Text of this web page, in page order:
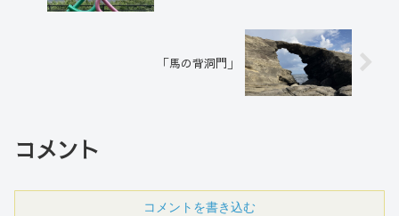
「馬の背洞門」
コメント
コメントを書き込む